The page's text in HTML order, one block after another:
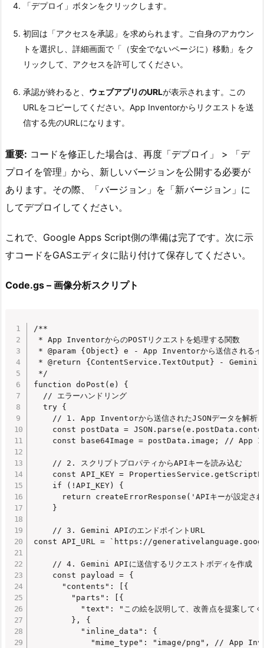
「デプロイ」ボタンをクリックします。
初回は「アクセスを承認」を求められます。ご自身のアカウン
トを選択し、詳細画面で「（安全でないページに）移動」をク
リックして、アクセスを許可してください。
承認が終わると、 ウェブアプリのURLが表示されます。この
URLをコピーしてください。App Inventorからリクエストを送
信する先のURLになります。
重要: コードを修正した場合は、再度「デプロイ」 > 「デ
プロイを管理」から、新しいバージョンを公開する必要が
あります。その際、「バージョン」を「新バージョン」に
してデプロイしてください。
これで、Google Apps Script側の準備は完了です。次に示
すコードをGASエディタに貼り付けて保存してください。
Code.gs – 画像分析スクリプト
/**
* App InventorからのPOSTリクエストを処理する関数
* @param {Object} e - App Inventorから送信されるイベ
* @return {ContentService.TextOutput} - Gemini API
*/
function doPost(e) {
  // エラーハンドリング
  try {
    // 1. App Inventorから送信されたJSONデータを解析
const postData =
const base64Image = postData.image; // App
    // 2. スクリプトプロパティからAPIキーを読み込む
const API_KEY =
    if (!API_KEY) {
return createErrorResponse('APIキーが設定され
    }
    // 3. Gemini APIのエンドポイントURL
const API_URL = `https://
    // 4. Gemini APIに送信するリクエストボディを作成
    const payload = {
      "contents": [{
        "parts": [{
"text": "この絵を説明して、改善点を提案してく
        }, {
          "inline_data": {
"mime_type": "image/png", // App